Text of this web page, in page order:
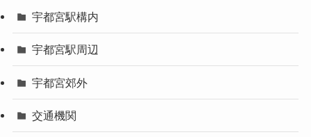
宇都宮駅構内
宇都宮駅周辺
宇都宮郊外
交通機関